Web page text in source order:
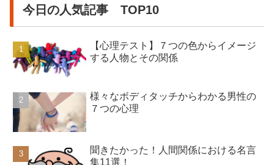
今日の人気記事 TOP10
【心理テスト】７つの色からイメージ
する人物とその関係
様々なボディタッチからわかる男性の
７つの心理
聞きたかった！人間関係における名言
集11選！